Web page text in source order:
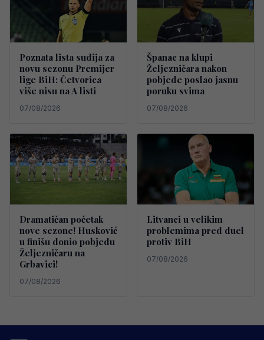
Poznata lista sudija za
novu sezonu Premijer
lige BiH: Četvorica
više nisu na A listi
07/08/2026
Španac na klupi
Željezničara nakon
pobjede poslao jasnu
poruku svima
07/08/2026
Dramatičan početak
nove sezone! Husković
u finišu donio pobjedu
Željezničaru na
Grbavici!
07/08/2026
Litvanci u velikim
problemima pred duel
protiv BiH
07/08/2026